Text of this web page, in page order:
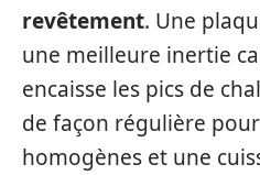
revêtement. Une
une meilleure inertie
encaisse les pics de
de façon régulière
homogènes et une